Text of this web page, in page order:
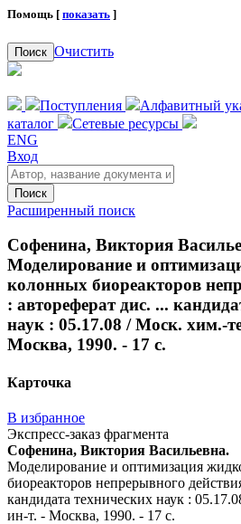
Помощь [ показать ]
Поиск Очистить
Поступления Алфавитный
каталог
Сетевые ресурсы
ENG
Вход
Поиск
Расширенный поиск
Софенина, Виктория
Моделирование и
колонных биореакторов
: автореферат дис. ...
наук : 05.17.08 / Моск. хим.-
Москва, 1990. - 17 с.
Карточка
В избранное
Экспресс-заказ фрагмента
Софенина, Виктория Васильевна.
Моделирование и оптимизация
биореакторов непрерывного
кандидата технических наук :
ин-т. - Москва, 1990. - 17 с.